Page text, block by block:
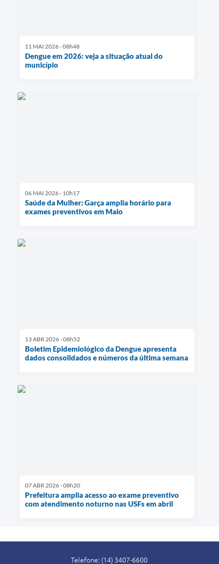
11 MAI 2026 - 08h48
Dengue em 2026: veja a situação atual do
município
06 MAI 2026 - 10h17
Saúde da Mulher: Garça amplia horário para
exames preventivos em Maio
13 ABR 2026 - 08h52
Boletim Epidemiológico da Dengue apresenta
dados consolidados e números da última semana
07 ABR 2026 - 08h20
Prefeitura amplia acesso ao exame preventivo
com atendimento noturno nas USFs em abril
Telefone: (14) 3407-6600